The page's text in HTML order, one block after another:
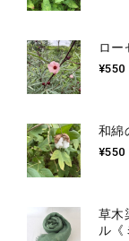
ロー
¥550
和綿
¥550
草木
ル《